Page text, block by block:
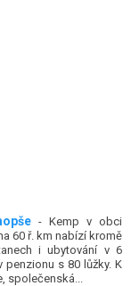
- Kemp v obci
60 ř. km nabízí kromě
i ubytování v 6
penzionu s 80 lůžky. K
společenská...